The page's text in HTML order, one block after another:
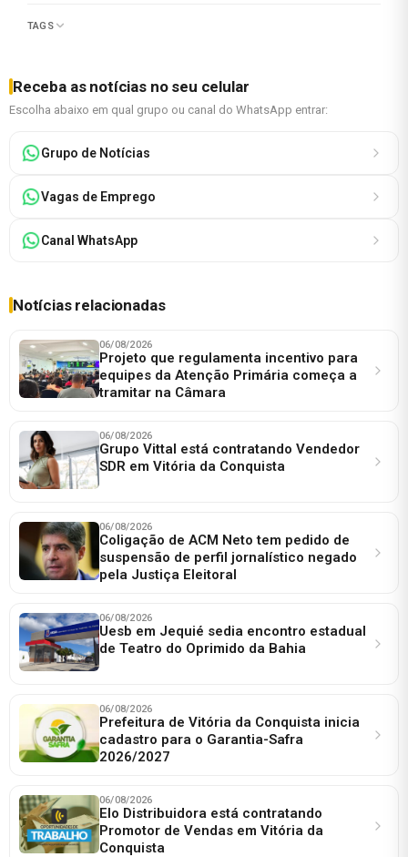
TAGS
Receba as notícias no seu celular
Escolha abaixo em qual grupo ou canal do WhatsApp entrar:
Grupo de Notícias
Vagas de Emprego
Canal WhatsApp
Notícias relacionadas
06/08/2026
Projeto que regulamenta incentivo para
equipes da Atenção Primária começa a
tramitar na Câmara
06/08/2026
Grupo Vittal está contratando Vendedor
SDR em Vitória da Conquista
06/08/2026
Coligação de ACM Neto tem pedido de
suspensão de perfil jornalístico negado
pela Justiça Eleitoral
06/08/2026
Uesb em Jequié sedia encontro estadual
de Teatro do Oprimido da Bahia
06/08/2026
Prefeitura de Vitória da Conquista inicia
cadastro para o Garantia-Safra
2026/2027
06/08/2026
Elo Distribuidora está contratando
Promotor de Vendas em Vitória da
Conquista